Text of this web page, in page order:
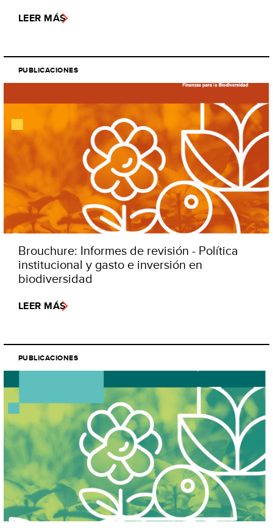
LEER MÁS
PUBLICACIONES
Brouchure: Informes de revisión - Política
institucional y gasto e inversión en
biodiversidad
LEER MÁS
PUBLICACIONES